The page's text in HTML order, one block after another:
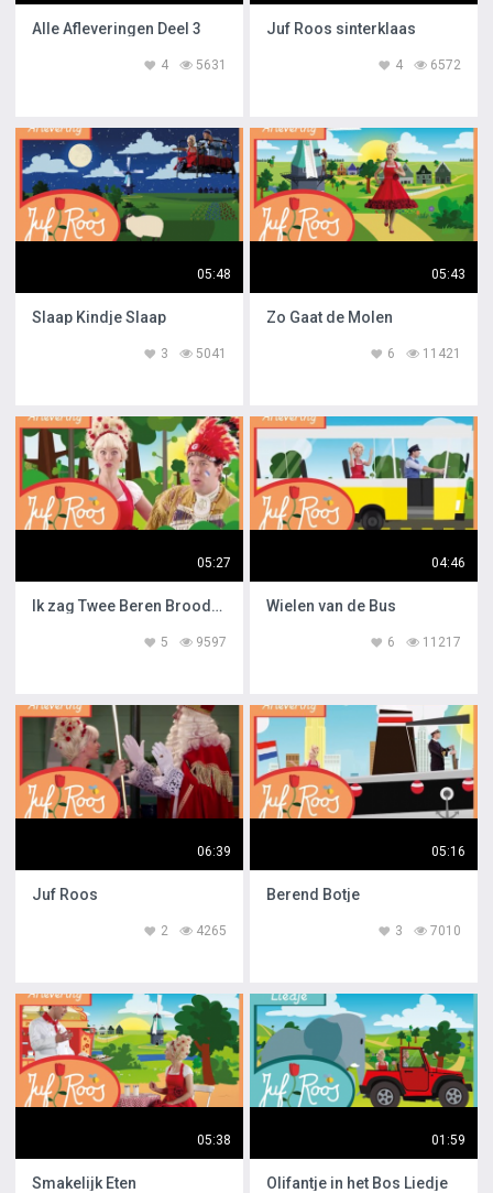
Alle Afleveringen Deel 3
5631
4
Juf Roos sinterklaas
6572
4
05:48
Slaap Kindje Slaap
5041
3
05:43
Zo Gaat de Molen
11421
6
05:27
Ik zag Twee Beren Broodjes Smeren
9597
5
04:46
Wielen van de Bus
11217
6
06:39
Juf Roos
4265
2
05:16
Berend Botje
7010
3
05:38
Smakelijk Eten
01:59
Olifantje in het Bos Liedje